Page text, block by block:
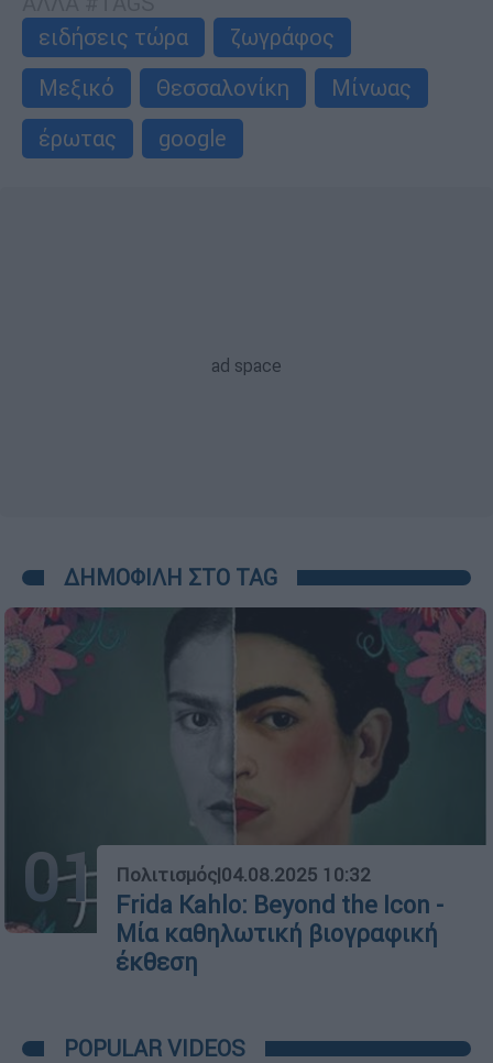
ειδήσεις τώρα
ζωγράφος
Μεξικό
Θεσσαλονίκη
Μίνωας
έρωτας
google
ΔΗΜΟΦΙΛΗ ΣΤΟ TAG
01 Πολιτισμός|04.08.2025 10:32
Frida Kahlo: Beyond the Icon -
Μία καθηλωτική βιογραφική
έκθεση
POPULAR VIDEOS